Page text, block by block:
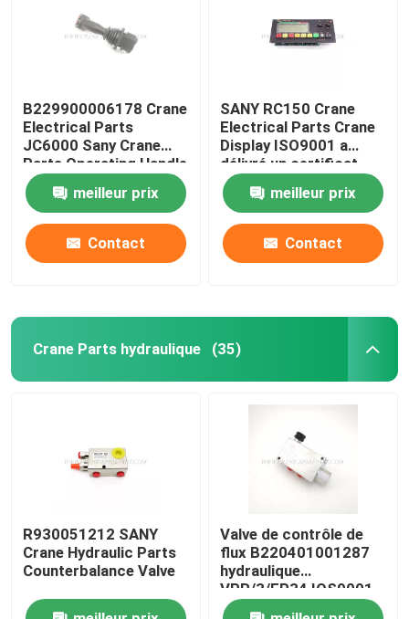
B229900006178 Crane
Electrical Parts
JC6000 Sany Crane
Parts Operating Handle
meilleur prix
Contact
SANY RC150 Crane
Electrical Parts Crane
Display ISO9001 a
délivré un certificat
meilleur prix
Contact
Crane Parts hydraulique (35)
R930051212 SANY
Crane Hydraulic Parts
Counterbalance Valve
Valve de contrôle de
flux B220401001287
hydraulique
VPR/3/EP34 IOS9001